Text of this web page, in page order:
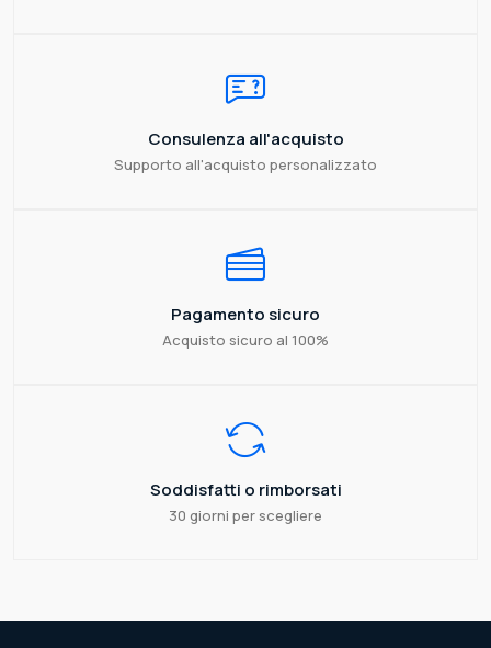
Consulenza all'acquisto
Supporto all'acquisto personalizzato
Pagamento sicuro
Acquisto sicuro al 100%
Soddisfatti o rimborsati
30 giorni per scegliere